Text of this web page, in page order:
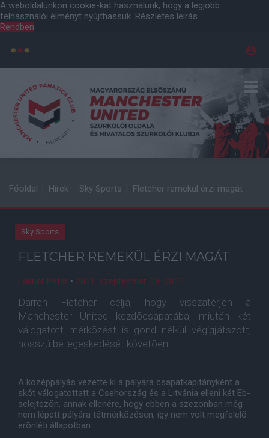
A weboldalunkon cookie-kat használunk, hogy a legjobb
felhasználói élményt nyújthassuk. Részletes leírás
Rendben
Főoldal Hírek Sky Sports Fletcher remekül érzi magát
Sky Sports
FLETCHER REMEKÜL ÉRZI MAGÁT
Lakner Péter • 2011. szeptember. 08. 08:11
Darren Fletcher célja, hogy visszatérjen a
Manchester United kezdõcsapatába, miután két
válogatott mérkõzést is gond nélkül végigjátszott,
hosszú betegeskedését követõen.
A középpályás vezette ki a pályára csapatkapitányként a
skót válogatottatt a Csehország és a Litvánia elleni két Eb-
selejtezõn, annak ellenére, hogy ebben a szezonban még
nem lépett pályára tétmérkõzésen, így nem volt megfelelõ
erõnléti állapotban.